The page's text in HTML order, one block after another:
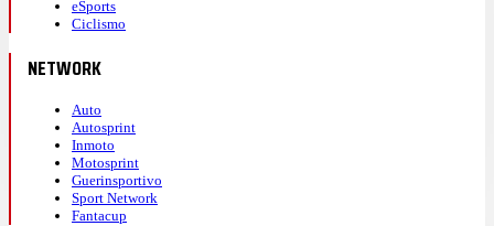
eSports
Ciclismo
NETWORK
Auto
Autosprint
Inmoto
Motosprint
Guerinsportivo
Sport Network
Fantacup